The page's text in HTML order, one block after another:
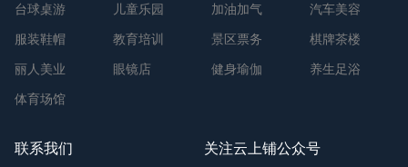
台球桌游 儿童乐园 加油加气
汽车美容
服装鞋帽
教育培训 景区票务
棋牌茶楼
丽人美业
眼镜店 健身瑜伽
养生足浴
体育场馆
联系我们 关注云上铺公众号